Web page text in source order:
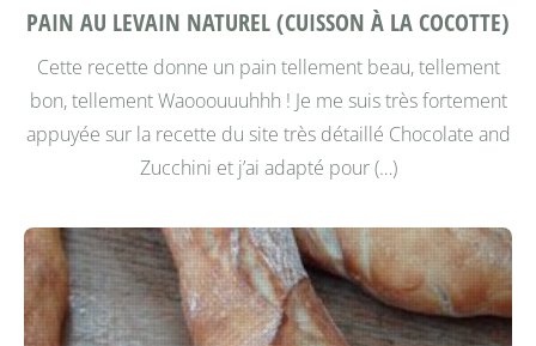
PAIN AU LEVAIN NATUREL (CUISSON À LA COCOTTE)
Cette recette donne un pain tellement beau, tellement
bon, tellement Waooouuuhhh ! Je me suis très fortement
appuyée sur la recette du site très détaillé Chocolate and
Zucchini et j’ai adapté pour (…)